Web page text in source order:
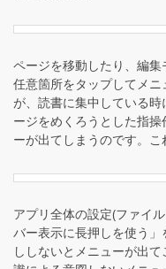
ページを移動したり、編
任意箇所をタップしてメ
が、読書に集中している
ージをめくろうとした指
ーが出てしまうのです。こ
アプリ全体の設定(ファイ
バー表示に長押しを使う
ししないとメニューが出